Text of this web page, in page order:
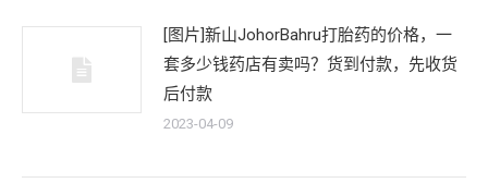
[图片]新山JohorBahru打胎药的价格，一
套多少钱药店有卖吗？货到付款，先收货
后付款
2023-04-09